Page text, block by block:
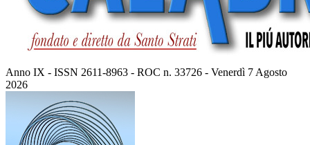
Anno IX - ISSN 2611-8963 - ROC n. 33726 - Venerdì 7 Agosto
2026